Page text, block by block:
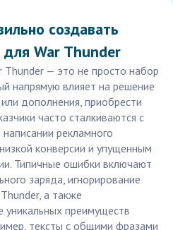
создавать
War Thunder
Thunder — это не просто набор
напрямую влияет на решение
дополнения, приобрести
часто сталкиваются с
рекламного
конверсии и упущенным
Типичные ошибки включают
заряда, игнорирование
а также
преимуществ
тексты с общими фразами